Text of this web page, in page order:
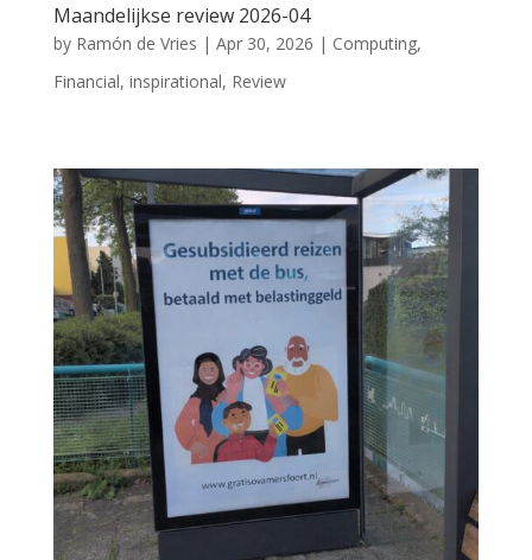
Maandelijkse review 2026-04
by Ramón de Vries | Apr 30, 2026 | Computing,
Financial, inspirational, Review